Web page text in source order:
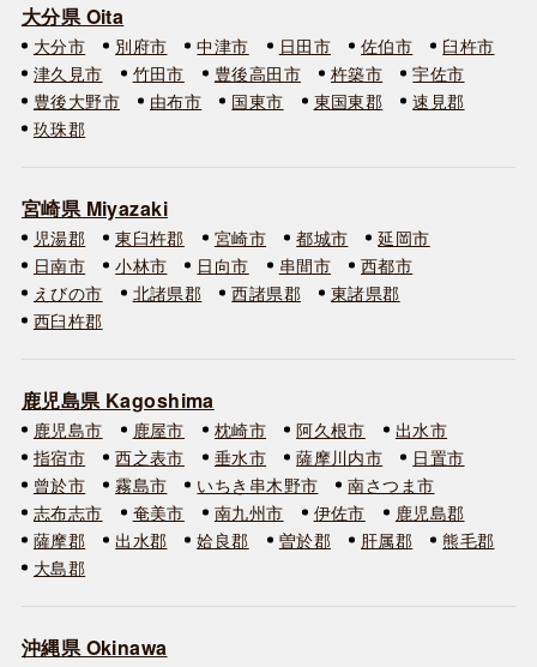
大分県 Oita
大分市 別府市 中津市 日田市 佐伯市
臼杵市
津久見市
竹田市 豊後高田市 杵築市
宇佐市
豊後大野市
由布市 国東市 東国東郡
速見郡
玖珠郡
宮崎県 Miyazaki
児湯郡 東臼杵郡 宮崎市 都城市
延岡市
日南市
小林市 日向市 串間市
西都市
えびの市
北諸県郡 西諸県郡
東諸県郡
西臼杵郡
鹿児島県 Kagoshima
鹿児島市 鹿屋市 枕崎市 阿久根市
出水市
指宿市
西之表市 垂水市 薩摩川内市
日置市
曾於市
霧島市 いちき串木野市
南さつま市
志布志市
奄美市 南九州市 伊佐市
鹿児島郡
薩摩郡
出水郡 姶良郡 曽於郡 肝属郡
熊毛郡
大島郡
沖縄県 Okinawa